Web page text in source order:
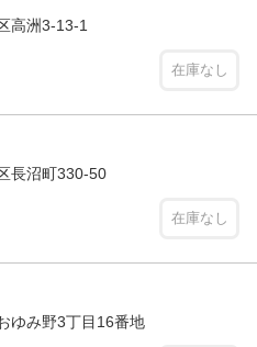
高洲3-13-1
在庫なし
長沼町330-50
在庫なし
ゆみ野3丁目16番地